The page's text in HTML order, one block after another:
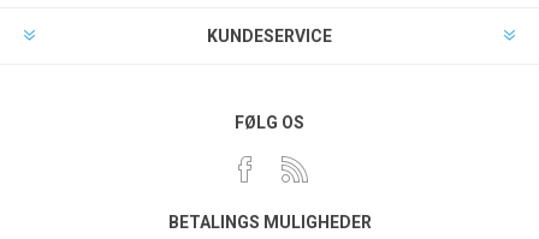
KUNDESERVICE
FØLG OS
BETALINGS MULIGHEDER